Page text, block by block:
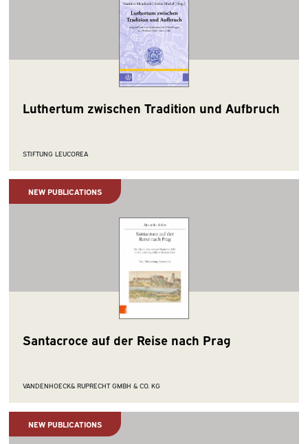
Luthertum zwischen Tradition und Aufbruch
STIFTUNG LEUCOREA
NEW PUBLICATIONS
Santacroce auf der Reise nach Prag
VANDENHOECK& RUPRECHT GMBH & CO. KG
NEW PUBLICATIONS